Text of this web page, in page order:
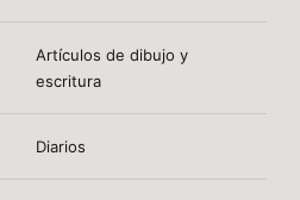
Artículos de dibujo y
escritura
Diarios